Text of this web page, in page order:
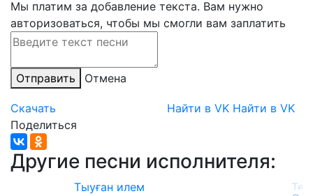
Мы платим за добавление текста. Вам нужно
авторизоваться, чтобы мы смогли вам заплатить
Отправить Отмена
Скачать Найти в VK Найти в VK
Поделиться
Другие песни исполнителя:
Тыуған илем